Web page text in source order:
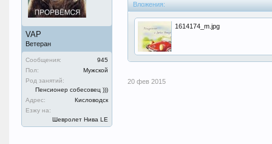
VAP
Ветеран
Сообщения:
945
Пол:
Мужской
Род занятий:
Пенсионер собесовец )))
Адрес:
Кисловодск
Езжу на:
Шевролет Нива LE
Вложения:
1614174_m.jpg
20 фев 2015